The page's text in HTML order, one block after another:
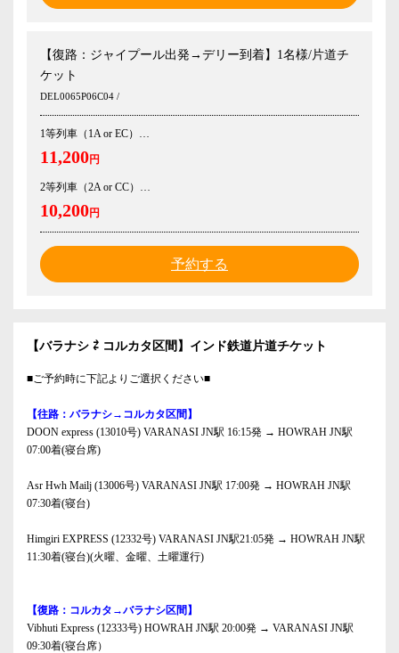
【復路：ジャイプール出発→デリー到着】1名様/片道チ
ケット
DEL0065P06C04 /
1等列車（1A or EC）
11,200円
2等列車（2A or CC）
10,200円
予約する
【バラナシ ⇄ コルカタ区間】インド鉄道片道チケット
■ご予約時に下記よりご選択ください■
【往路：バラナシ→コルカタ区間】
DOON express (13010号) VARANASI JN駅 16:15発 → HOWRAH JN駅
07:00着(寝台席)
Asr Hwh Mailj (13006号) VARANASI JN駅 17:00発 → HOWRAH JN駅
07:30着(寝台)
Himgiri EXPRESS (12332号) VARANASI JN駅21:05発 → HOWRAH JN駅
11:30着(寝台)(火曜、金曜、土曜運行)
【復路：コルカタ→バラナシ区間】
Vibhuti Express (12333号) HOWRAH JN駅 20:00発 → VARANASI JN駅
09:30着(寝台席）